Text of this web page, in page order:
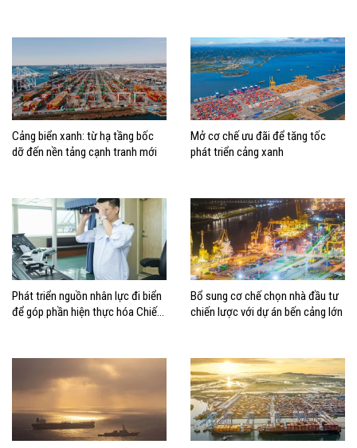
biển mạnh
Cảng biển xanh: từ hạ tầng bốc
dỡ đến nền tảng cạnh tranh mới
Mở cơ chế ưu đãi để tăng tốc
phát triển cảng xanh
Phát triển nguồn nhân lực đi biển
để góp phần hiện thực hóa Chiến
Bổ sung cơ chế chọn nhà đầu tư
chiến lược với dự án bến cảng lớn